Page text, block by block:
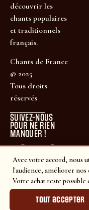
Avec votre accord, nous
l'audience, améliorer nos
Votre achat reste possible
Tout accepter
découvrir les
chants populaires
et traditionnels
français.
Chants de France
© 2025
Tous droits
réservés
SUIVEZ-NOUS
POUR NE RIEN
MANQUER !